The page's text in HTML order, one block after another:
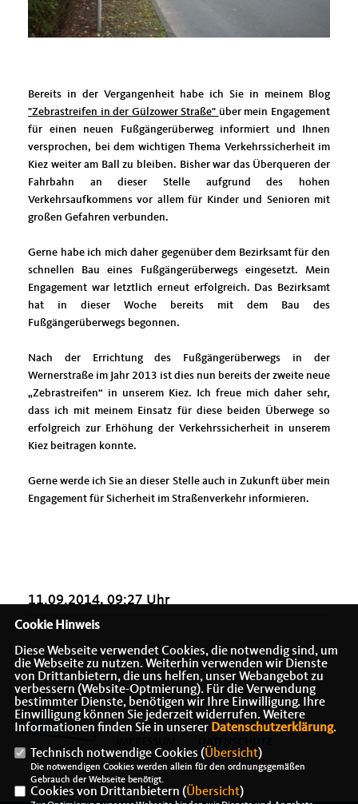
Bereits in der Vergangenheit habe ich Sie in meinem Blog
"Zebrastreifen in der Gülzower Straße" über mein Engagement
für einen neuen Fußgängerüberweg informiert und Ihnen
versprochen, bei dem wichtigen Thema Verkehrssicherheit im
Kiez weiter am Ball zu bleiben. Bisher war das Überqueren der
Fahrbahn an dieser Stelle aufgrund des hohen
Verkehrsaufkommens vor allem für Kinder und Senioren mit
großen Gefahren verbunden.
Gerne habe ich mich daher gegenüber dem Bezirksamt für den
schnellen Bau eines Fußgängerüberwegs eingesetzt. Mein
Engagement war letztlich erneut erfolgreich. Das Bezirksamt
hat in dieser Woche bereits mit dem Bau des
Fußgängerüberwegs begonnen.
Nach der Errichtung des Fußgängerüberwegs in der
Wernerstraße im Jahr 2013 ist dies nun bereits der zweite neue
Zebrastreifen“ in unserem Kiez. Ich freue mich daher sehr,
dass ich mit meinem Einsatz für diese beiden Überwege so
erfolgreich zur Erhöhung der Verkehrssicherheit in unserem
Kiez beitragen konnte.
Gerne werde ich Sie an dieser Stelle auch in Zukunft über mein
Engagement für Sicherheit im Straßenverkehr informieren.
11.09.2014, 09:27 Uhr
KONTAKT
Cookie Hinweis
Diese Webseite verwendet Cookies, die notwendig sind, um
die Webseite zu nutzen. Weiterhin verwenden wir Dienste
von Drittanbietern, die uns helfen, unser Webangebot zu
verbessern (Website-Optmierung). Für die Verwendung
bestimmter Dienste, benötigen wir Ihre Einwilligung. Ihre
Einwilligung können Sie jederzeit widerrufen. Weitere
Informationen finden Sie in unserer Datenschutzerklärung.
Technisch notwendige Cookies (Übersicht)
Die notwendigen Cookies werden allein für den ordnungsgemäßen
Gebrauch der Webseite benötigt.
Cookies von Drittanbietern (Übersicht)